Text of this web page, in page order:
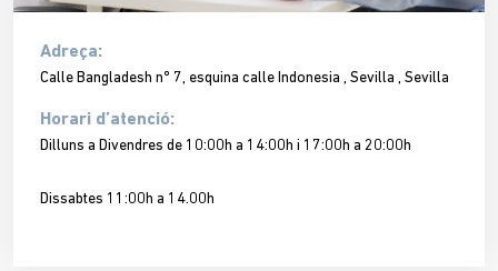
Adreça:
Calle Bangladesh nº 7, esquina calle Indonesia , Sevilla , Sevilla
Horari d’atenció:
Dilluns a Divendres de 10:00h a 14:00h i 17:00h a 20:00h
Dissabtes 11:00h a 14.00h